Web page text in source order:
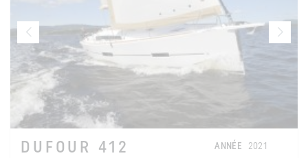
DUFOUR 412 ANNÉE 2021